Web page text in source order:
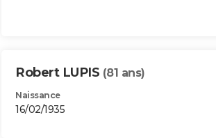
Robert LUPIS (81 ans)
Naissance
16/02/1935